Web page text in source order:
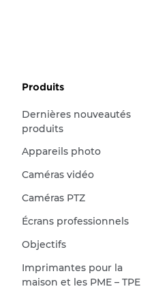
Produits
Dernières nouveautés
produits
Appareils photo
Caméras vidéo
Caméras PTZ
Écrans professionnels
Objectifs
Imprimantes pour la
maison et les PME – TPE